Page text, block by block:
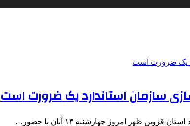
سازمان استاندارد یک ضرورت است
ظهر امروز چهارشنبه ۱۴ آبان با حضور…